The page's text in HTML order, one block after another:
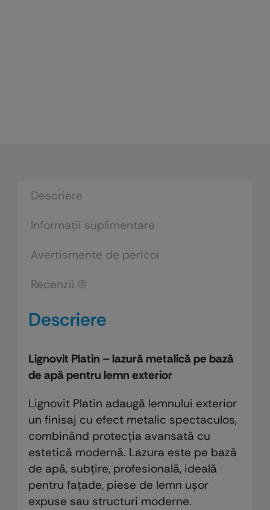
Descriere
Informații suplimentare
Avertismente de pericol
Recenzii (0)
Descriere
Lignovit Platin – lazură metalică pe bază
de apă pentru lemn exterior
Lignovit Platin adaugă lemnului exterior
un finisaj cu efect metalic spectaculos,
combinând protecția avansată cu
estetică modernă. Lazura este pe bază
de apă, subțire, profesională, ideală
pentru fațade, piese de lemn ușor
expuse sau structuri moderne.